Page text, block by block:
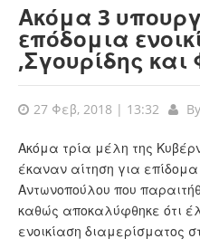
Ακόμα 3
επόδομια
,Σγουρίδης και
27 Φεβ, 2018 | 13:32 By
Ακόμα τρία μέλη της
έκαναν αίτηση για
Αντωνοπούλου που
καθώς αποκαλύφθηκε ότι
ενοικίαση διαμερίσματος